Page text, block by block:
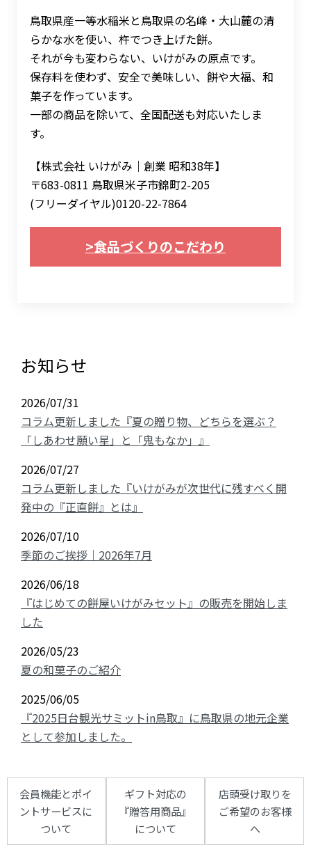
鳥取県産一等水稲米と鳥取県の名峰・大山麓の清
らかな水を使い、杵でつき上げた餅。
それが今も変わらない、いけがみの原点です。
保存料を使わず、安全で美味しい、餅や大福、和
菓子を作っています。
一部の商品を除いて、全国配送も対応いたしま
す。
【株式会社 いけがみ｜創業 昭和38年】
〒683-0811 鳥取県米子市錦町2-205
(フリーダイヤル)0120-22-7864
>食品づくりのこだわり
お知らせ
2026/07/31
コラム更新しました『夏の贈り物、どちらを選ぶ？
「しあわせ願い星」と「鬼もなか」』
2026/07/27
コラム更新しました『いけがみが次世代に残すべく開
発中の『正直餅』とは』
2026/07/10
季節のご挨拶｜2026年7月
2026/06/18
『はじめての餅屋いけがみセット』の販売を開始しま
した
2026/05/23
夏の和菓子のご紹介
2025/06/05
『2025日台観光サミットin鳥取』に鳥取県の地元企業
として参加しました。
会員機能とポイ
ントサービスに
ついて
ギフト対応の
『贈答用商品』
について
店頭受け取りを
ご希望のお客様
へ